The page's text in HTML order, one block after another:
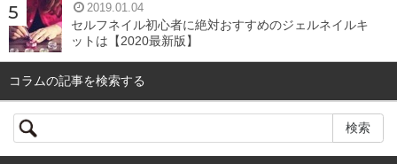
2019.01.04
セルフネイル初心者に絶対おすすめのジェルネイルキ
ットは【2020最新版】
コラムの記事を検索する